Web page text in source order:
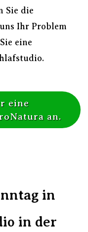
Sie die
Ihr Problem
eine
eine
an.
in
in der